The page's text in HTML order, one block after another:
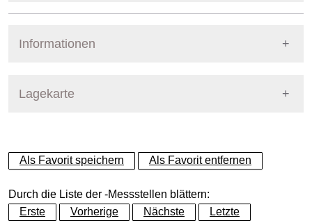
Informationen
Lagekarte
+
−
Als Favorit speichern Als Favorit entfernen
Durch die Liste der -Messstellen blättern:
Erste
Vorherige Nächste Letzte